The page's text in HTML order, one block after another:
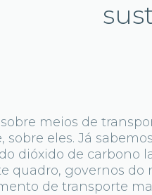
meios de
sobre eles. Já
dióxido de carbono
quadro, governos
de transporte